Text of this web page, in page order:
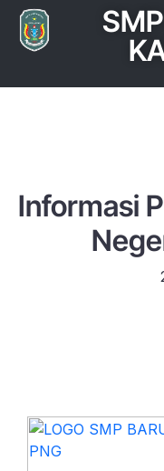
Informasi